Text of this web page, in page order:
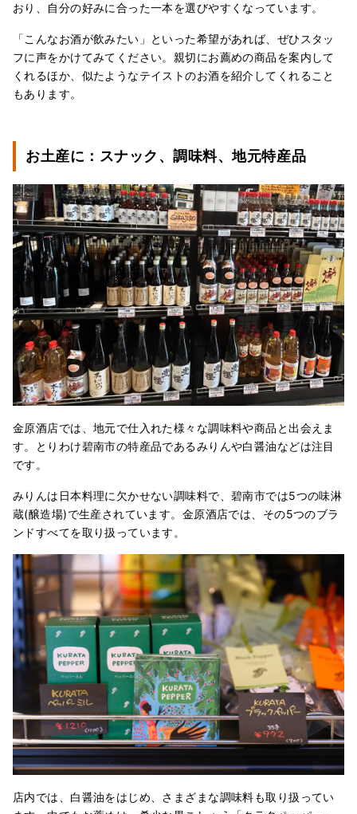
おり、自分の好みに合った一本を選びやすくなっています。
「こんなお酒が飲みたい」といった希望があれば、ぜひスタッ
フに声をかけてみてください。親切にお薦めの商品を案内して
くれるほか、似たようなテイストのお酒を紹介してくれること
もあります。
お土産に：スナック、調味料、地元特産品
金原酒店では、地元で仕入れた様々な調味料や商品と出会えま
す。とりわけ碧南市の特産品であるみりんや白醤油などは注目
です。
みりんは日本料理に欠かせない調味料で、碧南市では5つの味淋
蔵(醸造場)で生産されています。金原酒店では、その5つのブラ
ンドすべてを取り扱っています。
店内では、白醤油をはじめ、さまざまな調味料も取り扱ってい